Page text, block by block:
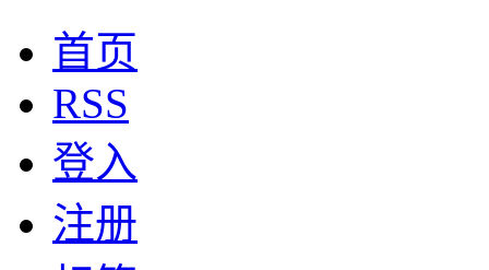
首页
RSS
登入
注册